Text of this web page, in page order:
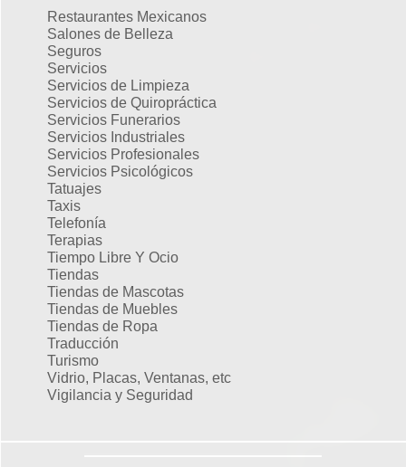
Restaurantes Mexicanos
Salones de Belleza
Seguros
Servicios
Servicios de Limpieza
Servicios de Quiropráctica
Servicios Funerarios
Servicios Industriales
Servicios Profesionales
Servicios Psicológicos
Tatuajes
Taxis
Telefonía
Terapias
Tiempo Libre Y Ocio
Tiendas
Tiendas de Mascotas
Tiendas de Muebles
Tiendas de Ropa
Traducción
Turismo
Vidrio, Placas, Ventanas, etc
Vigilancia y Seguridad